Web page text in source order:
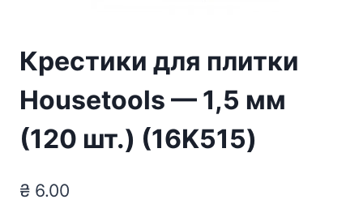
Крестики для плитки
Housetools — 1,5 мм
(120 шт.) (16K515)
₴ 6.00